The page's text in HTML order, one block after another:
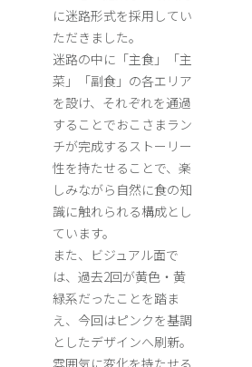
に迷路形式を採用してい
ただきました。
迷路の中に「主食」「主
菜」「副食」の各エリア
を設け、それぞれを通過
することでおこさまラン
チが完成するストーリー
性を持たせることで、楽
しみながら自然に食の知
識に触れられる構成とし
ています。
また、ビジュアル面で
は、過去2回が黄色・黄
緑系だったことを踏ま
え、今回はピンクを基調
としたデザインへ刷新。
雰囲気に変化を持たせる